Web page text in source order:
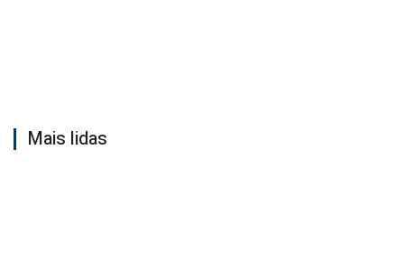
Mais lidas